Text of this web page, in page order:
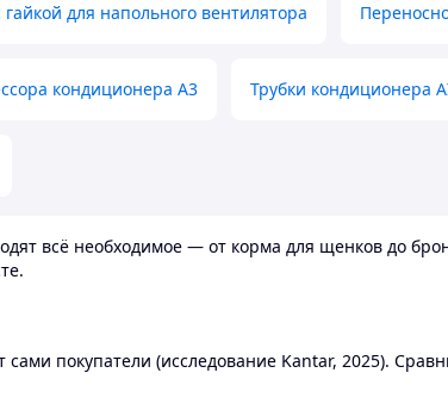
для напольного вентилятора
кондиционера А3 Трубки кондиционера
всё необходимое — от корма для щенков до
покупатели (исследование Kantar, 2025).